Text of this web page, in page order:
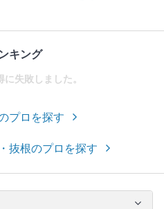
キング
に失敗しました。
プロを探す
抜根のプロを探す